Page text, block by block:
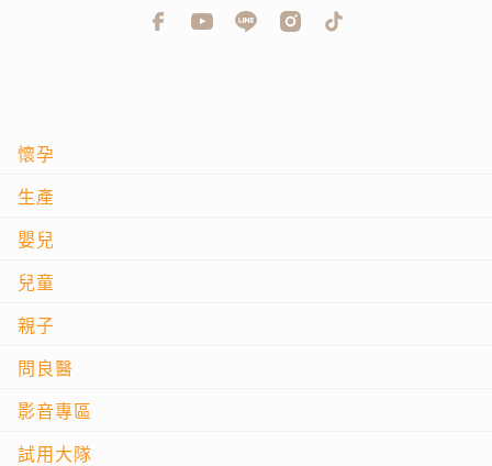
懷孕
生產
嬰兒
兒童
親子
問良醫
影音專區
試用大隊